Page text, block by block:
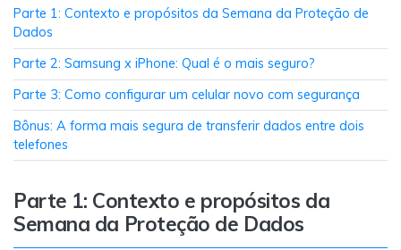
Business sem redefinição de fábrica.
MobileTrans App
Transferir dados do telefone, dados do
WhatsApp e arquivos entre dispositivos.
WeLastseen
e informado.
Parte 1: Contexto e propósitos da Semana da Proteção de
Dados
Parte 2: Samsung x iPhone: Qual é o mais seguro?
Parte 3: Como configurar um celular novo com segurança
Bônus: A forma mais segura de transferir dados entre dois
telefones
Parte 1: Contexto e propósitos da
Semana da Proteção de Dados